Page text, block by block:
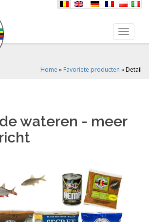
nl en de fr pl it
Toggle
Home » Favoriete producten » Detail
wateren - meer